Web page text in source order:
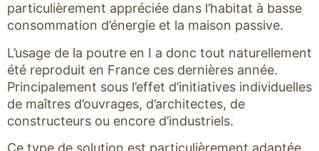
particulièrement appréciée dans l’habitat à basse
consommation d’énergie et la maison passive.
L’usage de la poutre en I a donc tout naturellement
été reproduit en France ces dernières année.
Principalement sous l’effet d’initiatives individuelles
de maîtres d’ouvrages, d’architectes, de
constructeurs ou encore d’industriels.
Ce type de solution est particulièrement adaptée